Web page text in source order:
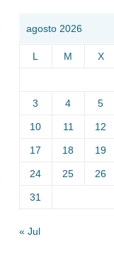
agosto 2026
L M X
3 4 5
10 11 12
17 18 19
24 25 26
31
« Jul